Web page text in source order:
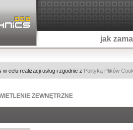
jak
celu realizacji usług i zgodnie z Polityką Plików
ZEWNĘTRZNE